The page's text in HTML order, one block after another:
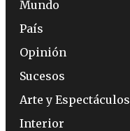
Mundo
País
Opinión
Sucesos
Arte y Espectáculos
Interior